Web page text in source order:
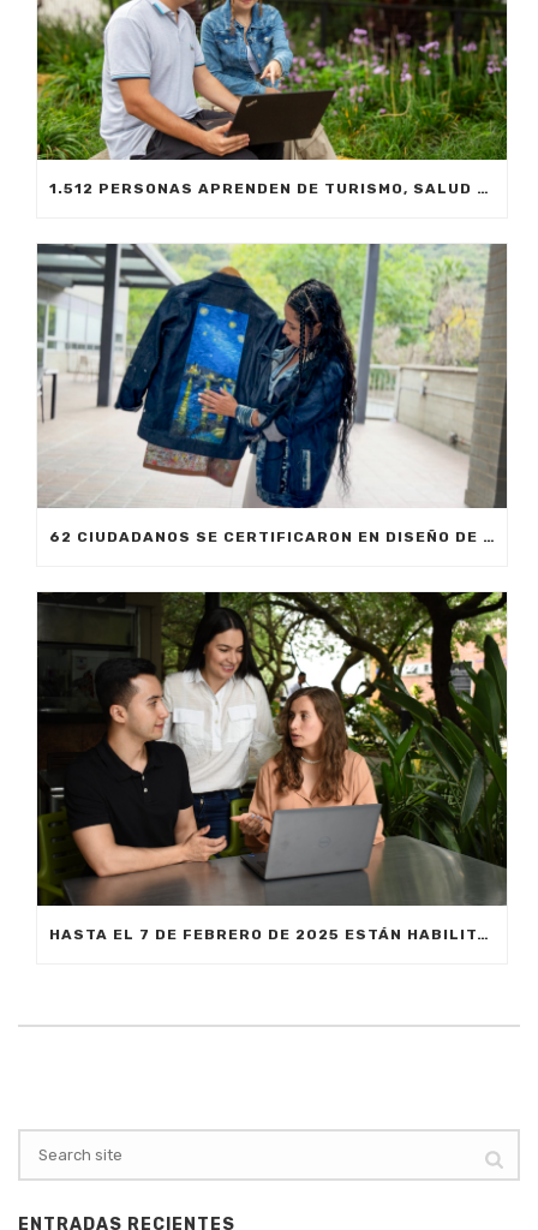
1.512 PERSONAS APRENDEN DE TURISMO, SALUD MENTAL Y MEDIO AMBIENTE EN LA PLATAFORMA @MEDELLÍN DE SAPIENCIA
62 CIUDADANOS SE CERTIFICARON EN DISEÑO DE VESTUARIO ESCÉNICO CON SAPIENCIA
HASTA EL 7 DE FEBRERO DE 2025 ESTÁN HABILITADAS LAS INSCRIPCIONES EN MEDELLÍN PARA ESTUDIAR CON EL PROGRAMA MATRÍCULA CERO
ENTRADAS RECIENTES